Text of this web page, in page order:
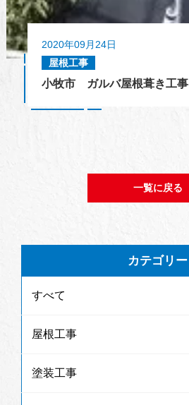
2020年09月24日
屋根工事
小牧市 ガルバ屋根葺き工事
一覧に戻る
カテゴリー
すべて
屋根工事
塗装工事